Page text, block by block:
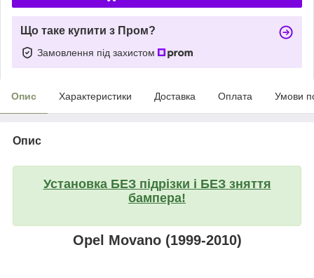
Що таке купити з Пром?
Замовлення під захистом
Опис Характеристики Доставка Оплата Умови
Опис
Установка БЕЗ підрізки і БЕЗ зняття
бампера!
Opel Movano (1999-2010)